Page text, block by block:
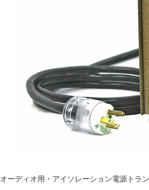
オーディオ用・アイソレーション電源トラ